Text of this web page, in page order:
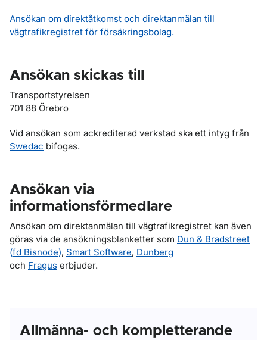
Ansökan om direktåtkomst och direktanmälan till
vägtrafikregistret för försäkringsbolag.
Ansökan skickas till
Transportstyrelsen
701 88 Örebro
Vid ansökan som ackrediterad verkstad ska ett intyg från
Swedac bifogas.
Ansökan via
informationsförmedlare
Ansökan om direktanmälan till vägtrafikregistret kan även
göras via de ansökningsblanketter som Dun & Bradstreet
(fd Bisnode), Smart Software, Dunberg
och Fragus erbjuder.
Allmänna- och kompletterande